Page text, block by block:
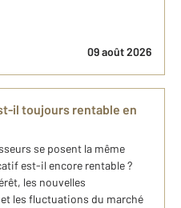
09 août 2026
il toujours rentable en
se posent la même
est-il encore rentable ?
les nouvelles
les fluctuations du marché